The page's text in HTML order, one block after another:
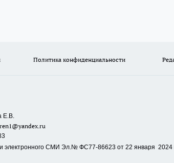
Политика конфиденциальности
Е.В.
электронного СМИ Эл.№ ФС77-86623 от 22 января 2024